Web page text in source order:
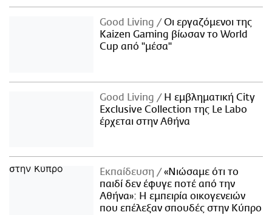
Good Living
Οι εργαζόμενοι της
Kaizen Gaming βίωσαν το World
Cup από "μέσα"
Good Living
Η εμβληματική City
Exclusive Collection της Le Labo
έρχεται στην Αθήνα
Εκπαίδευση
«Νιώσαμε ότι το
παιδί δεν έφυγε ποτέ από την
Αθήνα»: Η εμπειρία οικογενειών
που επέλεξαν σπουδές στην Κύπρο